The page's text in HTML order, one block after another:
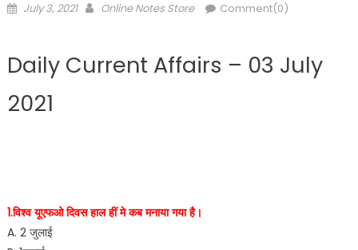
July 3, 2021 Online Notes Store Comment(0)
Daily Current Affairs – 03 July
2021
1.विश्व यूएफओ दिवस हाल हीं मे कब मनाया गया है।
A. 2 जुलाई